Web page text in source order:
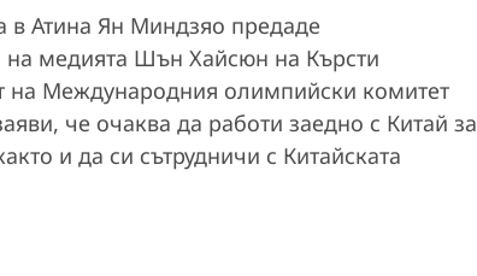
в Атина Ян Миндзяо предаде
на медията Шън Хайсюн на Кърсти
на Международния олимпийски комитет
че очаква да работи заедно с Китай за
и да си сътрудничи с Китайската